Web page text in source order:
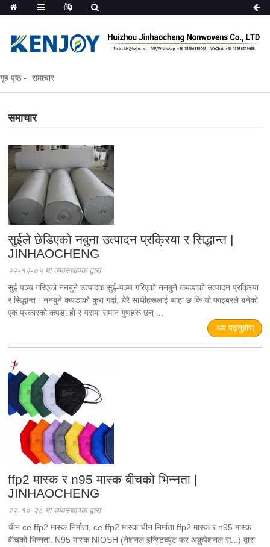
गृह पृष्ठ समाचार
समाचार
सुईले छेडिएको नबुना उत्पादन प्रक्रिया र सिद्धान्त |
JINHAOCHENG
२२-१२-०५ मा व्यवस्थापक द्वारा
सुई पञ्च गरिएको ननबुने उत्पादक सुई-पञ्च गरिएको ननबुने कपडाको उत्पादन प्रक्रिया
र सिद्धान्त। ननबुने कपडाको कुरा गर्दा, धेरै साथीहरूलाई थाहा छ कि यो फाइबरले बनेको
एक प्रकारको कपडा हो र यसमा समान गुणहरू छन् ...
थप पढ्नुहोस्
ffp2 मास्क र n95 मास्क बीचको भिन्नता |
JINHAOCHENG
२२-१०-२८ मा व्यवस्थापक द्वारा
चीन ce ffp2 मास्क निर्माता, ce ffp2 मास्क चीन निर्माता ffp2 मास्क र n95 मास्क
बीचको भिन्नता: N95 मास्क NIOSH (नेशनल इन्स्टिच्युट फर अकुपेशनल स...) द्वारा